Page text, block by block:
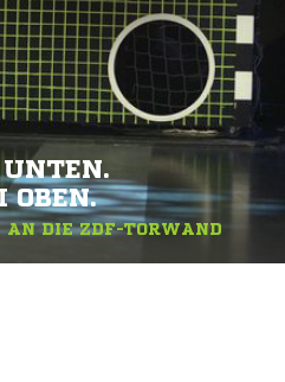
OBEN.
AN DIE ZDF-TORWAND